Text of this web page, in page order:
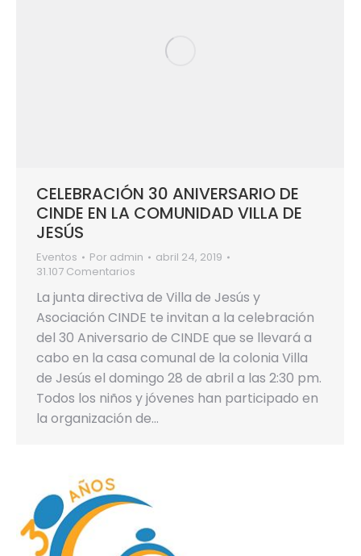
CELEBRACIÓN 30 ANIVERSARIO DE
CINDE EN LA COMUNIDAD VILLA DE
JESÚS
Eventos Por admin
abril 24, 2019
31.107 Comentarios
La junta directiva de Villa de Jesús y
Asociación CINDE te invitan a la celebración
del 30 Aniversario de CINDE que se llevará a
cabo en la casa comunal de la colonia Villa
de Jesús el domingo 28 de abril a las 2:30 pm.
Todos los niños y jóvenes han participado en
la organización de…